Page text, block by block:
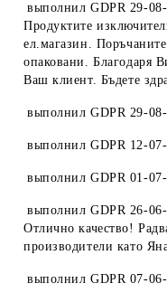
выполнилGDPR 29-
Продуктите
ел.магазин.
опаковани. Благодаря
Ваш клиент. Бъдете
выполнилGDPR 29-
выполнилGDPR 12-
выполнилGDPR 01-
выполнилGDPR 26-
Отлично качество!
производители като
выполнилGDPR 07-